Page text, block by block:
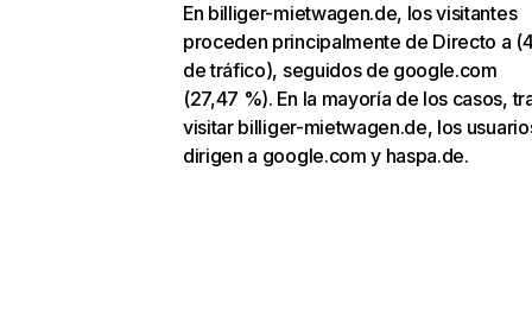
En billiger-mietwagen.de, los visitantes
proceden principalmente de Directo a
de tráfico), seguidos de google.com
(27,47 %). En la mayoría de los casos,
visitar billiger-mietwagen.de, los
dirigen a google.com y haspa.de.